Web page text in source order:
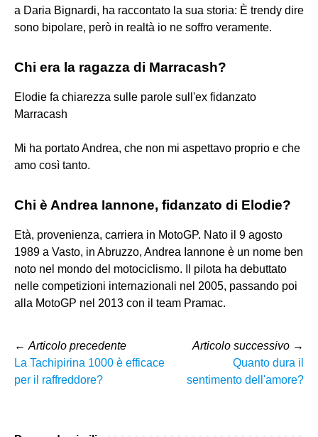
a Daria Bignardi, ha raccontato la sua storia: È trendy dire
sono bipolare, però in realtà io ne soffro veramente.
Chi era la ragazza di Marracash?
Elodie fa chiarezza sulle parole sull'ex fidanzato
Marracash
Mi ha portato Andrea, che non mi aspettavo proprio e che
amo così tanto.
Chi è Andrea Iannone, fidanzato di Elodie?
Età, provenienza, carriera in MotoGP. Nato il 9 agosto
1989 a Vasto, in Abruzzo, Andrea Iannone è un nome ben
noto nel mondo del motociclismo. Il pilota ha debuttato
nelle competizioni internazionali nel 2005, passando poi
alla MotoGP nel 2013 con il team Pramac.
← Articolo precedente
La Tachipirina 1000 è efficace
per il raffreddore?
Articolo successivo →
Quanto dura il
sentimento dell'amore?